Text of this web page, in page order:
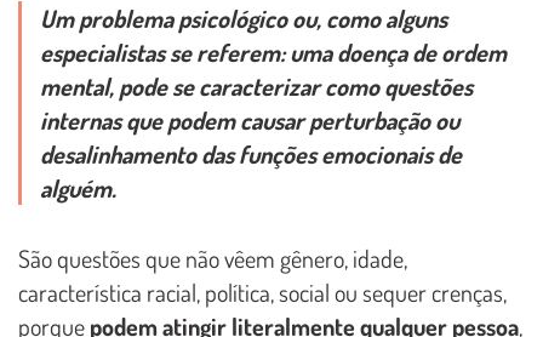
Um problema psicológico ou, como alguns
especialistas se referem: uma doença de ordem
mental, pode se caracterizar comoquestões
internas que podem causar perturbação ou
desalinhamento das funções emocionais de
alguém.
São questões que não vêem gênero, idade,
característica racial, política, social ou sequer crenças,
porquepodem atingir literalmente qualquer pessoa,